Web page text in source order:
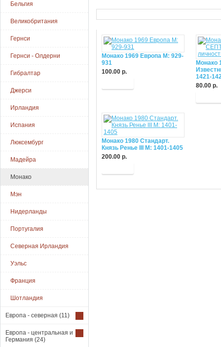
Бельгия
Великобритания
Гернси
Гернси - Олдерни
Гибралтар
Джерси
Ирландия
Испания
Люксембург
Мадейра
Монако
Мэн
Нидерланды
Португалия
Северная Ирландия
Уэльс
Франция
Шотландия
Европа - северная (11)
Европа - центральная и
Германия (24)
Монако 1969 Европа М: 929-
931
100.00 р.
Монако
1421-
80.00 р.
Монако 1980 Стандарт.
Князь Ренье III М: 1401-1405
200.00 р.